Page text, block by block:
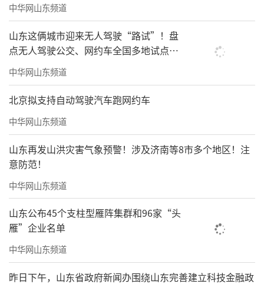
中华网山东频道
山东这俩城市迎来无人驾驶“路试”！盘
点无人驾驶公交、网约车全国多地试点之
路
中华网山东频道
北京拟支持自动驾驶汽车跑网约车
中华网山东频道
山东再发山洪灾害气象预警！涉及济南等8市多个地区！注
意防范！
中华网山东频道
山东公布45个支柱型雁阵集群和96家“头
雁”企业名单
中华网山东频道
昨日下午，山东省政府新闻办围绕山东完善建立科技金融政